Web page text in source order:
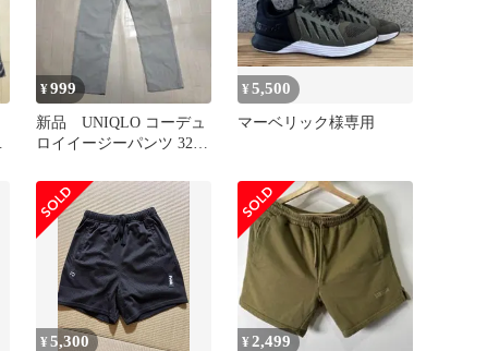
¥999
新品 UNIQLO コーデュ
ロイイージーパンツ 327-
¥5,500
マーベリック様専用
¥5,300 ¥2,499